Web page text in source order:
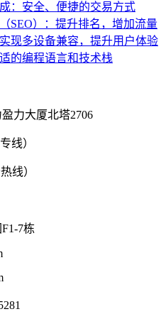
：安全、便捷的交易方式
SEO）：提升排名，增加流量
现多设备兼容，提升用户体验
的编程语言和技术栈
力大厦北塔2706
线）
线）
7栋